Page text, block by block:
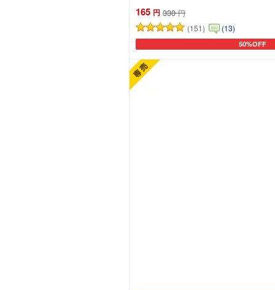
165 円 330 円
(151)
(13)
50%OFF
カートに追